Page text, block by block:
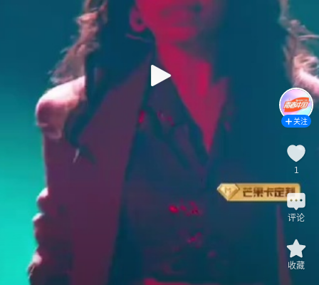
关注
1
评论
收藏